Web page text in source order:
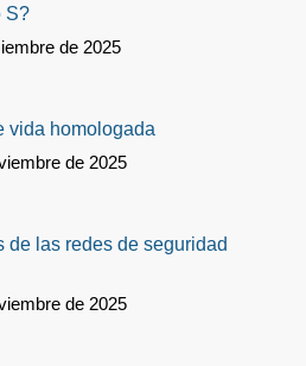
S?
de 2025
vida homologada
de 2025
de las redes de seguridad
de 2025